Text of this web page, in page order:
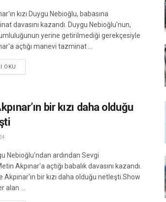
kızı Duygu Nebioğlu, babasına
davasını kazandı. Duygu Nebioğlu'nun,
yerine getirilmediği gerekçesiyle
açtığı manevi tazminat ...
OKU
bir kızı daha olduğu
Nebioğlu'ndan ardından Sevgi
Akpınar'a açtığı babalık davasını kazandı.
Akpınar'ın bir kızı daha olduğu netleşti.Show
alan ...